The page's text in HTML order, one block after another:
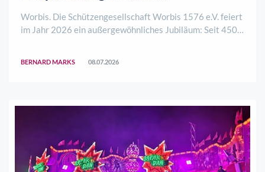
Worbis. Die Schützengesellschaft Worbis 1576 e.V. feiert
im Jahr 2026 ein außergewöhnliches Jubiläum: Seit 450
BERNARD MARKS 08.07.2026